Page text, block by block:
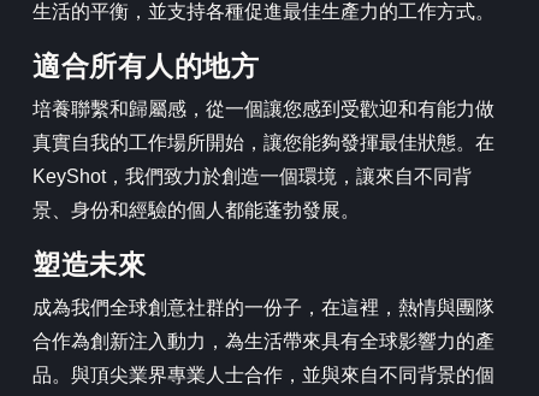
生活的平衡，並支持各種促進最佳生產力的工作方式。
適合所有人的地方
培養聯繫和歸屬感，從一個讓您感到受歡迎和有能力做
真實自我的工作場所開始，讓您能夠發揮最佳狀態。在
KeyShot，我們致力於創造一個環境，讓來自不同背
景、身份和經驗的個人都能蓬勃發展。
塑造未來
成為我們全球創意社群的一份子，在這裡，熱情與團隊
合作為創新注入動力，為生活帶來具有全球影響力的產
品。與頂尖業界專業人士合作，並與來自不同背景的個